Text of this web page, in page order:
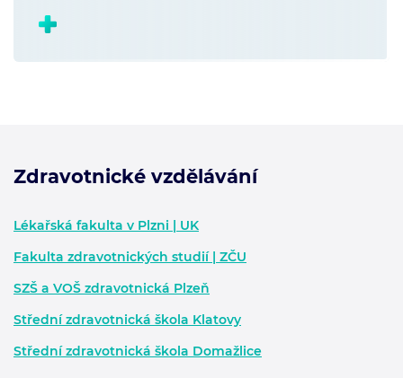
Zdravotnické vzdělávání
Lékařská fakulta v Plzni | UK
Fakulta zdravotnických studií | ZČU
SZŠ a VOŠ zdravotnická Plzeň
Střední zdravotnická škola Klatovy
Střední zdravotnická škola Domažlice